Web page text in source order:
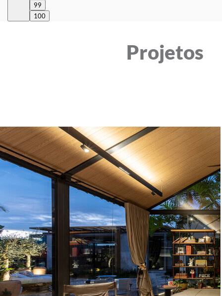
99
100
Projetos